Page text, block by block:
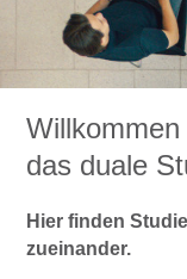
das duale
Hier finden
zueinander.